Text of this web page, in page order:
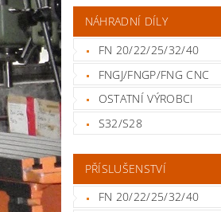
NÁHRADNÍ DÍLY
FN 20/22/25/32/40
FNGJ/FNGP/FNG CNC
OSTATNÍ VÝROBCI
S32/S28
PŘÍSLUŠENSTVÍ
FN 20/22/25/32/40